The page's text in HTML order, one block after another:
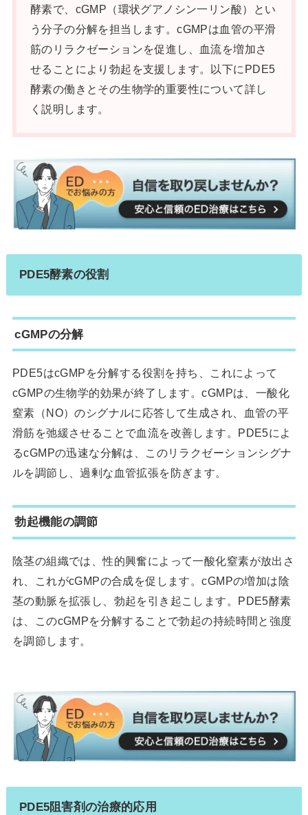
酵素で、cGMP（環状グアノシン一リン酸）とい
う分子の分解を担当します。cGMPは血管の平滑
筋のリラクゼーションを促進し、血流を増加さ
せることにより勃起を支援します。以下にPDE5
酵素の働きとその生物学的重要性について詳し
く説明します。
PDE5酵素の役割
cGMPの分解
PDE5はcGMPを分解する役割を持ち、これによって
cGMPの生物学的効果が終了します。cGMPは、一酸化
窒素（NO）のシグナルに応答して生成され、血管の平
滑筋を弛緩させることで血流を改善します。PDE5によ
るcGMPの迅速な分解は、このリラクゼーションシグナ
ルを調節し、過剰な血管拡張を防ぎます。
勃起機能の調節
陰茎の組織では、性的興奮によって一酸化窒素が放出さ
れ、これがcGMPの合成を促します。cGMPの増加は陰
茎の動脈を拡張し、勃起を引き起こします。PDE5酵素
は、このcGMPを分解することで勃起の持続時間と強度
を調節します。
PDE5阻害剤の治療的応用